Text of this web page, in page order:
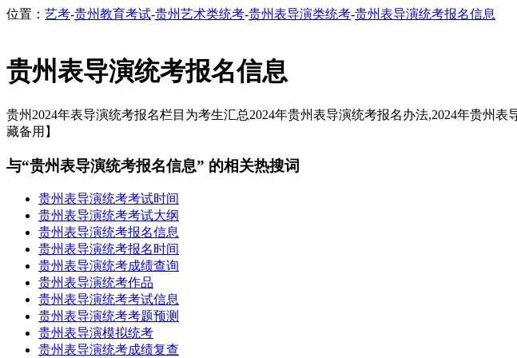
位置： 艺考-贵州教育考试-贵州艺术类统考-贵州表导演类统考-贵州表导演统考报名信息
贵州表导演统考报名信息
贵州2024年表导演统考报名栏目为考生汇总2024年贵州表导演统考报名办法,2024年贵州
藏备用】
与“贵州表导演统考报名信息” 的相关热搜词
贵州表导演统考考试时间
贵州表导演统考考试大纲
贵州表导演统考报名信息
贵州表导演统考报名时间
贵州表导演统考成绩查询
贵州表导演统考作品
贵州表导演统考考试信息
贵州表导演统考考题预测
贵州表导演模拟统考
贵州表导演统考成绩复查